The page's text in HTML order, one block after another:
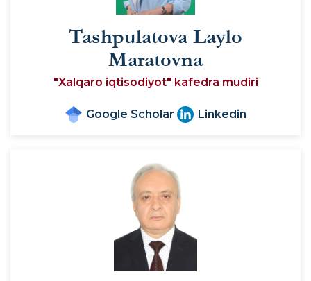
Tashpulatova Laylo
Maratovna
"Xalqaro iqtisodiyot" kafedra mudiri
Google Scholar Linkedin